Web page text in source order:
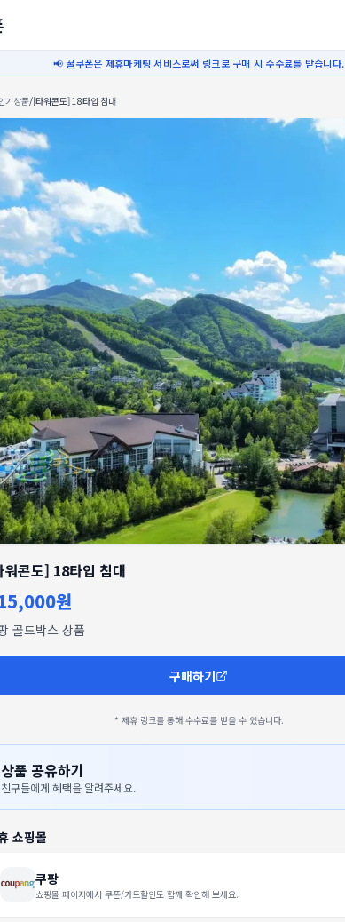
📢 꿀쿠폰은 제휴마케팅 서비스로써 링크로 구매 시 수수료를 받습니다.
기상품/[타워콘도] 18타입 침대
콘도] 18타입 침대
원
골드박스 상품
구매하기
* 제휴 링크를 통해 수수료를 받을 수 있습니다.
상품 공유하기
친구들에게 혜택을 알려주세요.
쇼핑몰
쿠팡
쇼핑몰 페이지에서 쿠폰/카드할인도 함께 확인해 보세요.